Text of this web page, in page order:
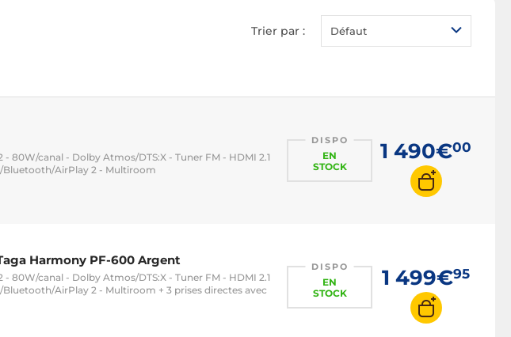
Trier par : Défaut
80W/canal - Dolby Atmos/DTS:X - Tuner FM - HDMI 2.1
Bluetooth/AirPlay 2 - Multiroom
DISPO
EN
STOCK
1 490€00
Harmony PF-600 Argent
80W/canal - Dolby Atmos/DTS:X - Tuner FM - HDMI 2.1
AirPlay 2 - Multiroom + 3 prises directes avec
DISPO
EN
STOCK
1 499€95